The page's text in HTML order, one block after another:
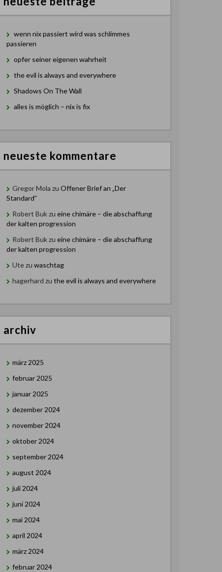
wenn nix passiert wird was schlimmes
passieren
opfer seiner eigenen wahrheit
the evil is always and everywhere
Shadows On The Wall
alles is möglich – nix is fix
neueste kommentare
Gregor Mola zu Offener Brief an „Der
Standard”
Robert Bukzu eine chimäre – die abschaffung
der kalten progression
Robert Bukzu eine chimäre – die abschaffung
der kalten progression
Utezu waschtag
hagerhard zu the evil is always and everywhere
archiv
märz 2025
februar 2025
januar 2025
dezember 2024
november 2024
oktober 2024
september 2024
august 2024
juli 2024
juni 2024
mai 2024
april 2024
märz 2024
februar 2024